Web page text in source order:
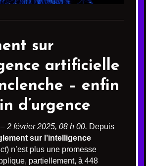
sur
artificielle
– enfin
d’urgence
2 février 2025, 08 h 00. Depuis
sur l’intelligence
) n’est plus une promesse
partiellement, à 448